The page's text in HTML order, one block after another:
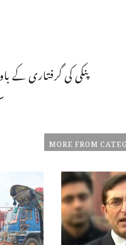
پنکی کی گرفتاری کے
MORE FROM